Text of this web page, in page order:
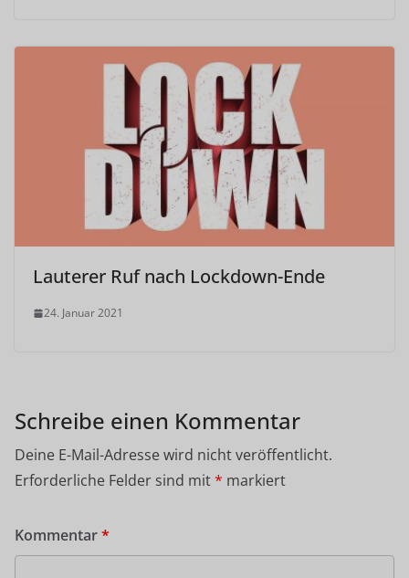
Lauterer Ruf nach Lockdown-Ende
24. Januar 2021
Schreibe einen Kommentar
Deine E-Mail-Adresse wird nicht veröffentlicht.
Erforderliche Felder sind mit* markiert
Kommentar*